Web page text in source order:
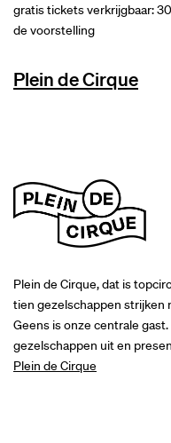
gratis tickets verkrijgbaar:
de voorstelling
Plein de Cirque
Plein de Cirque, dat is
tien gezelschappen strijken
Geens is onze centrale
gezelschappen uit en
Plein de Cirque